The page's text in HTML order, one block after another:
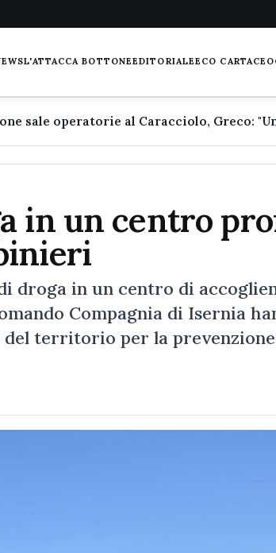
L'ATTACCA BOTTONEEDITORIALEECO CARTACEO
in un centro
droga in un centro di
Compagnia di Isernia
territorio per la prevenzione